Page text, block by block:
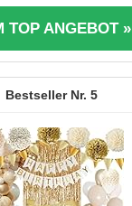
TOP ANGEBOT »
5